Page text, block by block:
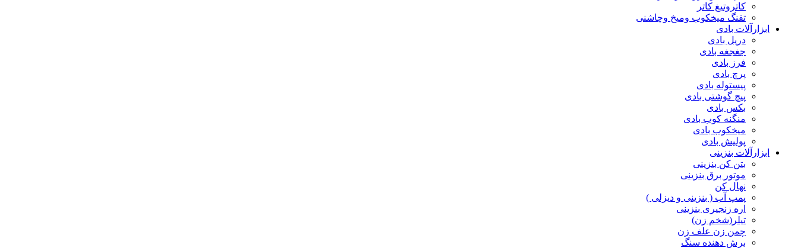
کاتروتیغ کاتر
تفنگ میخکوب ومیخ وچاشنی
ابزارآلات بادی
دریل بادی
جغجغه بادی
فرز بادی
پرچ بادی
پیستوله بادی
پیچ گوشتی بادی
بکس بادی
منگنه کوب بادی
میخکوب بادی
پولیش بادی
ابزارآلات بنزینی
بتن کن بنزینی
موتور برق بنزینی
نهال کن
پمپ آب ( بنزینی و دیزلی )
اره زنجیری بنزینی
تیلر(شخم زن)
چمن زن علف زن
برش دهنده سنگ